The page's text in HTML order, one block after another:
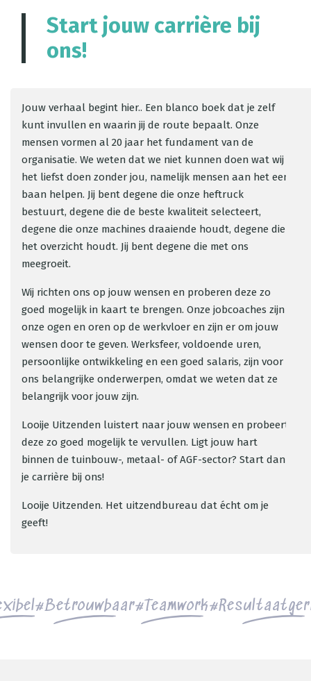
Start jouw carrière bij
ons!
Jouw verhaal begint hier.. Een blanco boek dat je zelf
kunt invullen en waarin jij de route bepaalt. Onze
mensen vormen al 20 jaar het fundament van de
organisatie. We weten dat we niet kunnen doen wat wij
het liefst doen zonder jou, namelijk mensen aan het een
baan helpen. Jij bent degene die onze heftruck
bestuurt, degene die de beste kwaliteit selecteert,
degene die onze machines draaiende houdt, degene die
het overzicht houdt. Jij bent degene die met ons
meegroeit.
Wij richten ons op jouw wensen en proberen deze zo
goed mogelijk in kaart te brengen. Onze jobcoaches zijn
onze ogen en oren op de werkvloer en zijn er om jouw
wensen door te geven. Werksfeer, voldoende uren,
persoonlijke ontwikkeling en een goed salaris, zijn voor
ons belangrijke onderwerpen, omdat we weten dat ze
belangrijk voor jouw zijn.
Looije Uitzenden luistert naar jouw wensen en probeert
deze zo goed mogelijk te vervullen. Ligt jouw hart
binnen de tuinbouw-, metaal- of AGF-sector? Start dan
je carrière bij ons!
Looije Uitzenden. Het uitzendbureau dat écht om je
geeft!
Betrouwbaar Teamwork